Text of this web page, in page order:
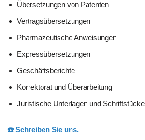
Übersetzungen von Patenten
Vertragsübersetzungen
Pharmazeutische Anweisungen
Expressübersetzungen
Geschäftsberichte
Korrektorat und Überarbeitung
Juristische Unterlagen und Schriftstücke
☎️ Schreiben Sie uns.